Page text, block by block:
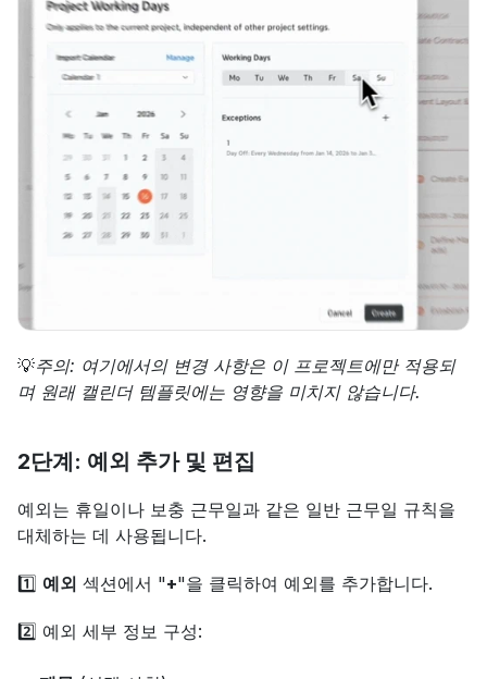
💡주의: 여기에서의 변경 사항은 이 프로젝트에만 적용되
며 원래 캘린더 템플릿에는 영향을 미치지 않습니다.
2단계: 예외 추가 및 편집
예외는 휴일이나 보충 근무일과 같은 일반 근무일 규칙을
대체하는 데 사용됩니다.
1️⃣ 예외 섹션에서 "+"을 클릭하여 예외를 추가합니다.
2️⃣ 예외 세부 정보 구성: